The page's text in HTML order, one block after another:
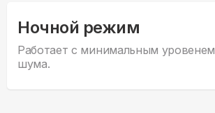
Ночной режим
Работает с минимальным уровенем
шума.